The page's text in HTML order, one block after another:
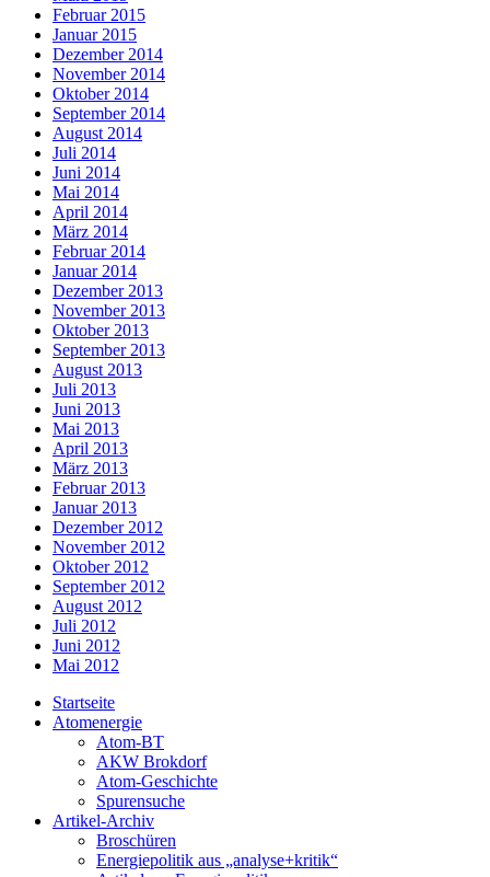
Februar 2015
Januar 2015
Dezember 2014
November 2014
Oktober 2014
September 2014
August 2014
Juli 2014
Juni 2014
Mai 2014
April 2014
März 2014
Februar 2014
Januar 2014
Dezember 2013
November 2013
Oktober 2013
September 2013
August 2013
Juli 2013
Juni 2013
Mai 2013
April 2013
März 2013
Februar 2013
Januar 2013
Dezember 2012
November 2012
Oktober 2012
September 2012
August 2012
Juli 2012
Juni 2012
Mai 2012
Startseite
Atomenergie
Atom-BT
AKW Brokdorf
Atom-Geschichte
Spurensuche
Artikel-Archiv
Broschüren
Energiepolitik aus „analyse+kritik“